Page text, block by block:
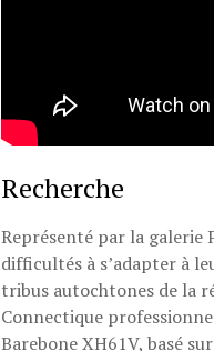
Recherche
Représenté par la galerie
difficultés à s’adapter à
tribus autochtones de la
Connectique
Barebone XH61V, basé